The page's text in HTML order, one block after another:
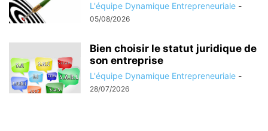
L'équipe Dynamique Entrepreneuriale -
05/08/2026
Bien choisir le statut juridique de
son entreprise
L'équipe Dynamique Entrepreneuriale -
28/07/2026